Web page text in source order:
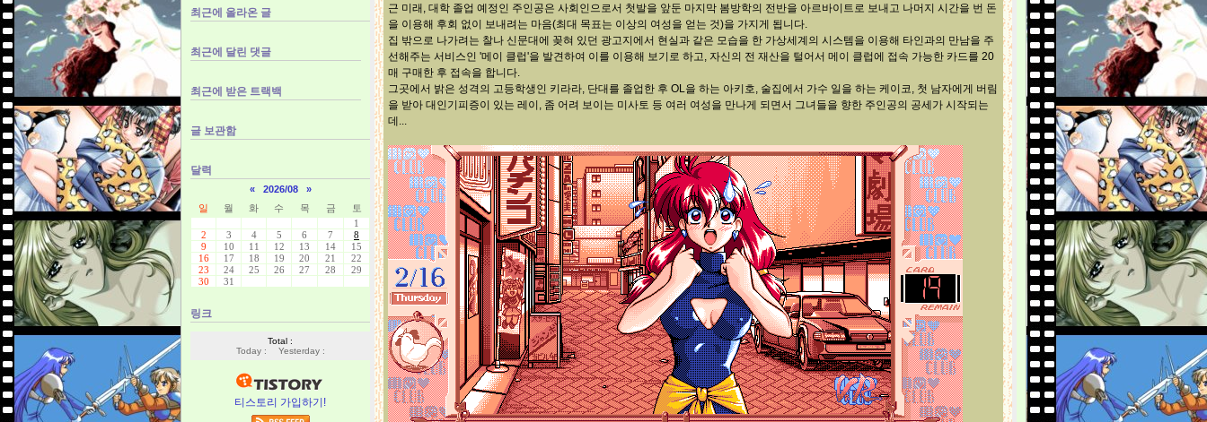
최근에 올라온 글
최근에 달린 댓글
최근에 받은 트랙백
글 보관함
달력
« 2026/08
»
일
월 화 수 목 금
토
1
2
3 4 5 6 7
8
9
10 11 12 13 14
15
16
17 18 19 20 21
22
23
24 25 26 27 28
29
30
31
링크
Total :
Today :
Yesterday :
티스토리 가입하기!
근 미래, 대학 졸업 예정인 주인공은 사회인으로서 첫발을 앞둔 마지막 봄방학의 전반을 아르바이트로 보내고 나머지 시간을 번 돈
을 이용해 후회 없이 보내려는 마음(최대 목표는 이상의 여성을 얻는 것)을 가지게 됩니다.
집 밖으로 나가려는 찰나 신문대에 꽂혀 있던 광고지에서 현실과 같은 모습을 한 가상세계의 시스템을 이용해 타인과의 만남을 주
선해주는 서비스인 '메이 클럽'을 발견하여 이를 이용해 보기로 하고, 자신의 전 재산을 털어서 메이 클럽에 접속 가능한 카드를 20
매 구매한 후 접속을 합니다.
그곳에서 밝은 성격의 고등학생인 키라라, 단대를 졸업한 후 OL을 하는 아키호, 술집에서 가수 일을 하는 케이코, 첫 남자에게 버림
을 받아 대인기피증이 있는 레이, 좀 어려 보이는 미사토 등 여러 여성을 만나게 되면서 그녀들을 향한 주인공의 공세가 시작되는
데...